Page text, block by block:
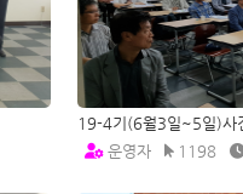
19-4기(6월3일~5일)사
운영자
1198